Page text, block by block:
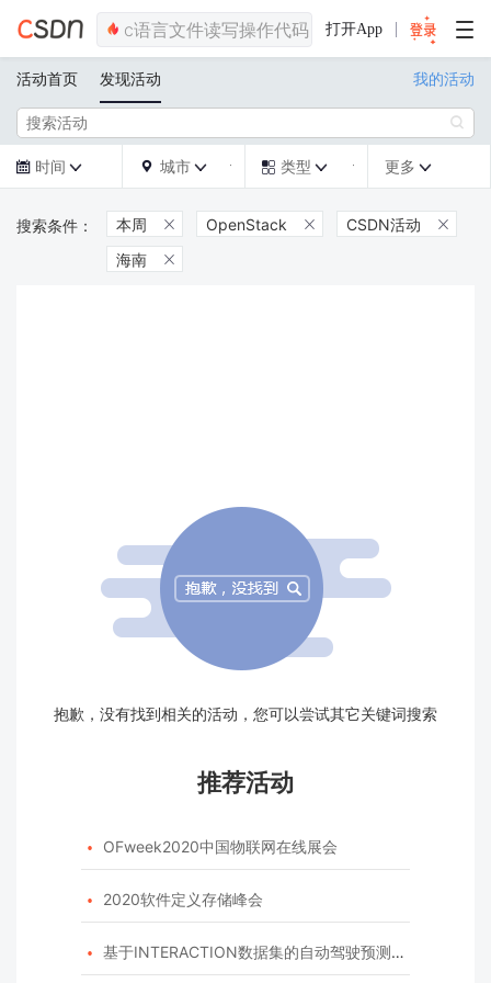
打开App
活动首页 发现活动 我的活动

 时间   城市   类型  更多 
本周  OpenStack  CSDN活动 
海南 
抱歉，没有找到相关的活动，您可以尝试其它关键词搜索
推荐活动
 OFweek2020中国物联网在线展会
 2020软件定义存储峰会
 基于INTERACTION数据集的自动驾驶预测模型挑战赛